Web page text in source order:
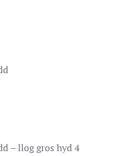
Rhybudd
– llog gros hyd 4